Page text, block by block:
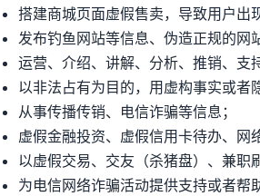
搭建商城页面虚假售卖，导致用户出
发布钓鱼网站等信息、伪造正规的网
运营、介绍、讲解、分析、推销、支
以非法占有为目的，用虚构事实或者
从事传播传销、电信诈骗等信息；
虚假金融投资、虚假信用卡待办、网
以虚假交易、交友（杀猪盘）、兼职
为电信网络诈骗活动提供支持或者帮